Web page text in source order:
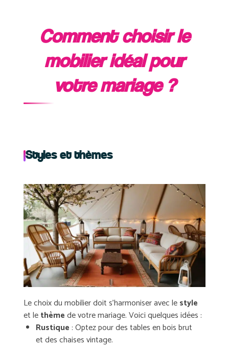
Comment choisir le
mobilier idéal pour
votre mariage ?
Styles et thèmes
Le choix du mobilier doit s’harmoniser avec lestyle
et lethèmede votre mariage. Voici quelques idées :
Rustique : Optez pour des tables en bois brut
et des chaises vintage.